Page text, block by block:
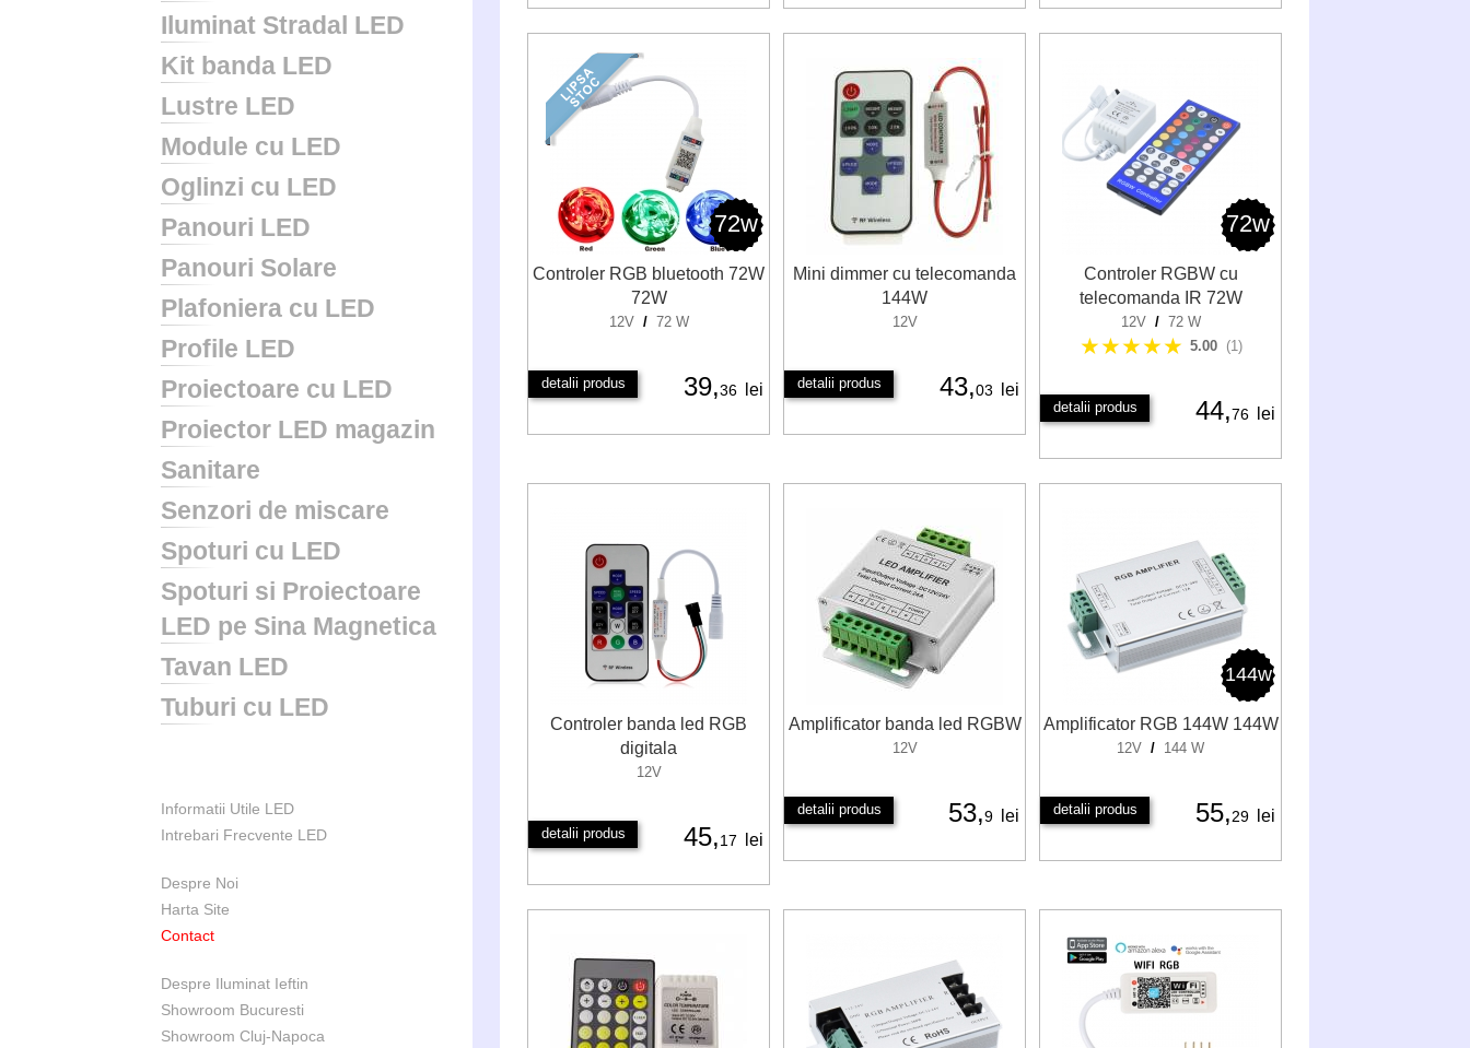
Iluminat Stradal LED
Kit banda LED
Lustre LED
Module cu LED
Oglinzi cu LED
Panouri LED
Panouri Solare
Plafoniera cu LED
Profile LED
Proiectoare cu LED
Proiector LED magazin
Sanitare
Senzori de miscare
Spoturi cu LED
Spoturi si Proiectoare
LED pe Sina Magnetica
Tavan LED
Tuburi cu LED
Informatii Utile LED
Intrebari Frecvente LED
Despre Noi
Harta Site
Contact
Despre Iluminat Ieftin
Showroom Bucuresti
Showroom Cluj-Napoca
72w
Controler RGB bluetooth 72W
72W
12V / 72 W
detalii produs 39,36 lei
Mini dimmer cu telecomanda
144W
12V
detalii produs 43,03 lei
72w
Controler RGBW cu
telecomanda IR 72W
12V / 72 W
★★★★★ 5.00 (1)
detalii produs 44,76 lei
Controler banda led RGB
digitala
12V
detalii produs 45,17 lei
Amplificator banda led RGBW
12V
detalii produs 53,9 lei
144w
Amplificator RGB 144W 144W
12V / 144 W
detalii produs 55,29 lei